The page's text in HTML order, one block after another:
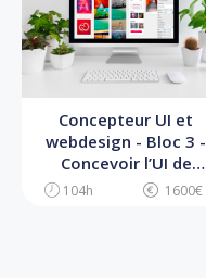
Concepteur UI et
webdesign - Bloc 3 -
Concevoir l’UI de
l’interface digitale
104h 1600€